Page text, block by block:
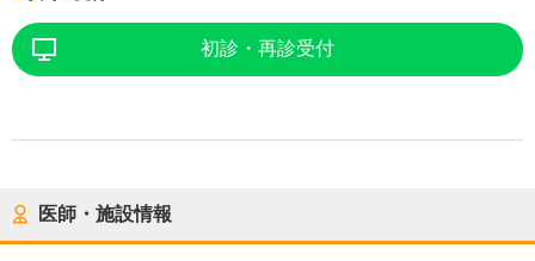
初診・再診受付
医師・施設情報